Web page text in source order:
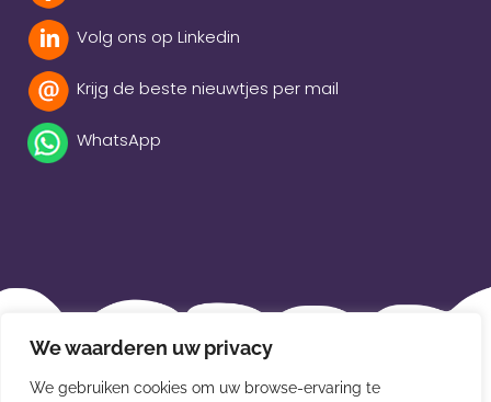
We waarderen uw privacy
We gebruiken cookies om uw browse-ervaring te
Volg ons op Linkedin
Krijg de beste nieuwtjes per mail
WhatsApp
Beleidsverklaring
Privacybeleid